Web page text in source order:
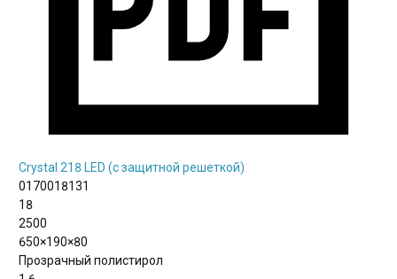
Crystal 218 LED (с защитной решеткой)
0170018131
18
2500
650×190×80
Прозрачный полистирол